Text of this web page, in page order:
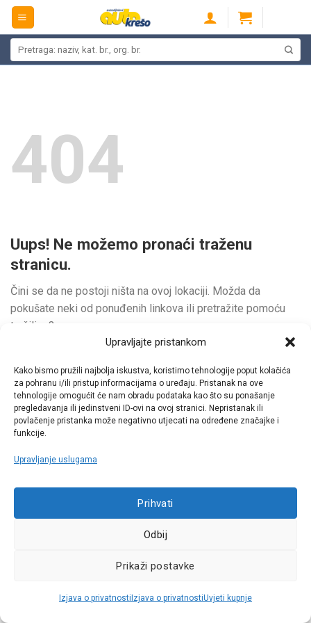
Upravljajte pristankom
Kako bismo pružili najbolja iskustva, koristimo tehnologije poput kolačića
za pohranu i/ili pristup informacijama o uređaju. Pristanak na ove
tehnologije omogućit će nam obradu podataka kao što su ponašanje
pregledavanja ili jedinstveni ID-ovi na ovoj stranici. Nepristanak ili
povlačenje pristanka može negativno utjecati na određene značajke i
funkcije.
Upravljanje uslugama
Prihvati
Odbij
Prikaži postavke
Izjava o privatnosti Izjava o privatnostiUvjeti kupnje
Skip
content
404
Uups! Ne možemo pronaći traženu
stranicu.
Čini se da ne postoji ništa na ovoj lokaciji. Možda da
pokušate neki od ponuđenih linkova ili pretražite pomoću
tražilice?
Call centar
Sva prava pridržana © 2021 W.A.O.